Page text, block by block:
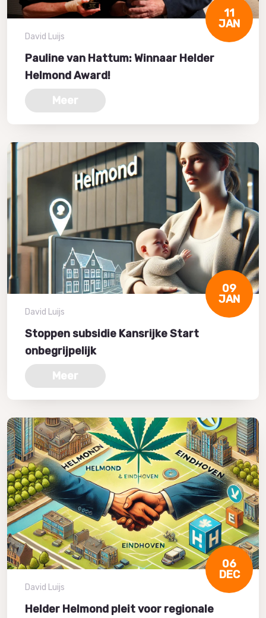
11
JAN
David Luijs
Pauline van Hattum: Winnaar Helder
Helmond Award!
Meer
09
JAN
David Luijs
Stoppen subsidie Kansrijke Start
onbegrijpelijk
Meer
06
DEC
David Luijs
Helder Helmond pleit voor regionale